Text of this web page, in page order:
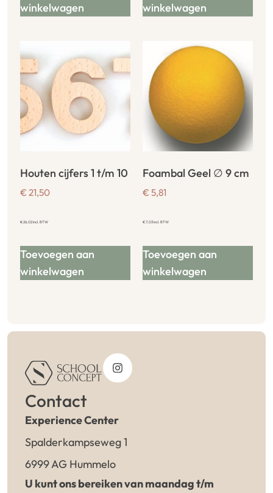
winkelwagen
winkelwagen
Houten cijfers 1 t/m 10
€ 21,50
€26,02incl. BTW
Toevoegen aan
winkelwagen
Foambal Geel ∅ 9 cm
€ 5,81
€7,03incl. BTW
Toevoegen aan
winkelwagen
Contact
Experience Center
Spalderkampseweg 1
6999 AG Hummelo
U kunt ons bereiken van maandag t/m